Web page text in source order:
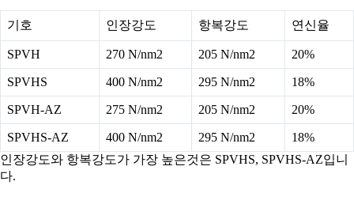
기호 인장강도 항복강도 연신율
SPVH 270 N/nm2 205 N/nm2 20%
SPVHS 400 N/nm2 295 N/nm2 18%
SPVH-AZ 275 N/nm2 205 N/nm2 20%
SPVHS-AZ 400 N/nm2 295 N/nm2
18%
인장강도와 항복강도가 가장 높은것은 SPVHS, SPVHS-AZ입니
다.